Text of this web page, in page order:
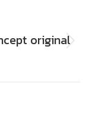
original